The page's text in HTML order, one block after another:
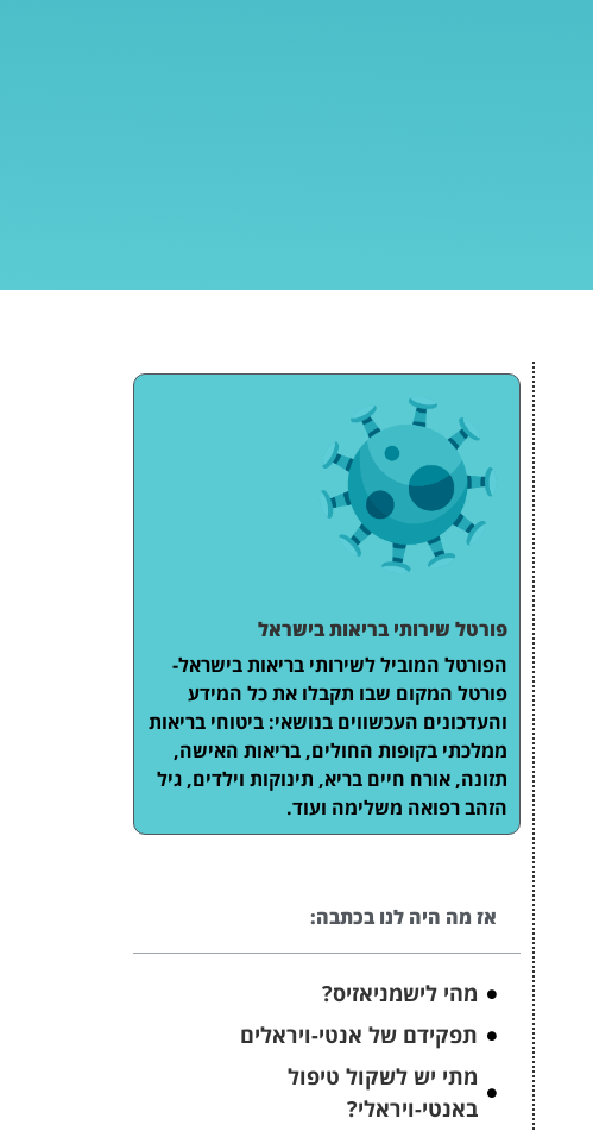
פורטל שירותי בריאות בישראל
הפורטל המוביל לשירותי בריאות בישראל-
פורטל המקום שבו תקבלו את כל המידע
והעדכונים העכשווים בנושאי: ביטוחי בריאות
ממלכתי בקופות החולים, בריאות האישה,
תזונה, אורח חיים בריא, תינוקות וילדים, גיל
הזהב רפואה משלימה ועוד.
אז מה היה לנו בכתבה:
מהי לישמניאזיס?
תפקידם של אנטי-ויראלים
מתי יש לשקול טיפול
באנטי-ויראלי?